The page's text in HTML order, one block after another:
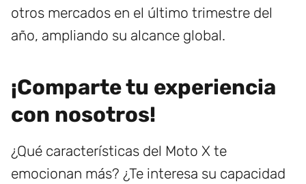
otros mercados en el último trimestre del
año, ampliando su alcance global.
¡Comparte tu experiencia
con nosotros!
¿Qué características del Moto X te
emocionan más? ¿Te interesa su capacidad